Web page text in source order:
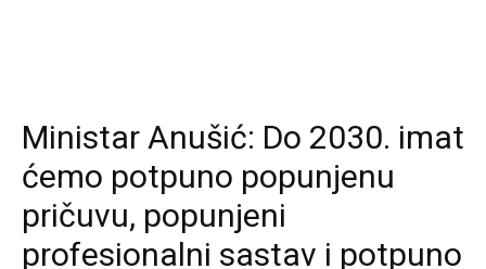
Ministar Anušić: Do 2030. imat
ćemo potpuno popunjenu
pričuvu, popunjeni
profesionalni sastav i potpuno